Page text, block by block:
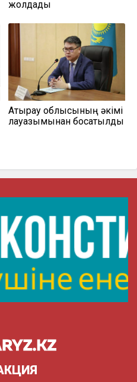
жолдады
Атырау облысының әкімі
лауазымынан босатылды